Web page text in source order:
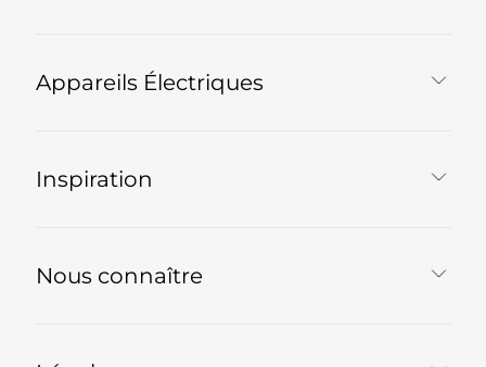
Appareils Électriques
Inspiration
Nous connaître